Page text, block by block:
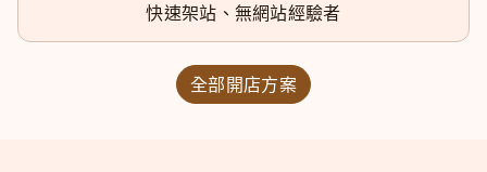
快速架站、無網站經驗者
全部開店方案